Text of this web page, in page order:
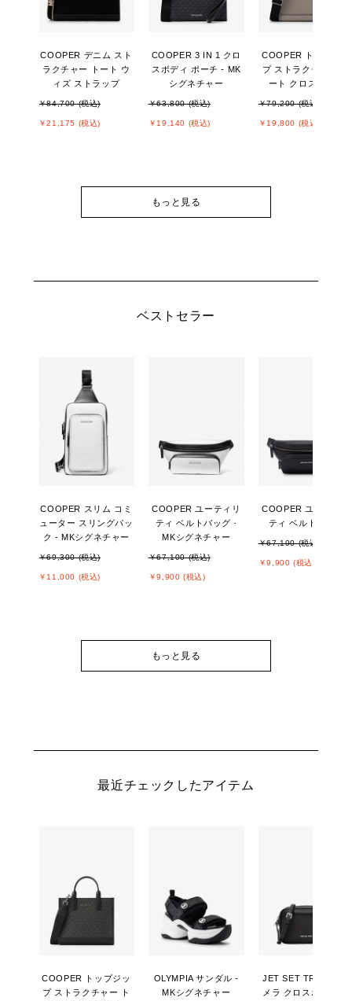
COOPER デニム スト
ラクチャー トート ウ
ィズ ストラップ
￥84,700 (税込)
￥21,175 (税込)
COOPER 3 IN 1 クロ
スボディ ポーチ - MK
シグネチャー
￥63,800 (税込)
￥19,140 (税込)
COOPER トップジッ
プ ストラクチャー ト
ート クロスボディ
￥79,200 (税込)
￥19,800 (税込)
もっと見る
ベストセラー
COOPER スリム コミ
ューター スリングパッ
ク - MKシグネチャー
￥69,300 (税込)
￥11,000 (税込)
COOPER ユーティリ
ティ ベルトバッグ -
MKシグネチャー
￥67,100 (税込)
￥9,900 (税込)
COOPER ユーティリ
ティ ベルトバッグ
￥67,100 (税込)
￥9,900 (税込)
もっと見る
最近チェックしたアイテム
COOPER トップジッ
プ ストラクチャー ト
OLYMPIA サンダル -
MKシグネチャー
JET SET TRAVEL カ
メラ クロスボディ ス